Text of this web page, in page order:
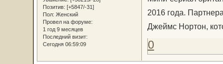
Позитив: [+5847/-31]
Пол: Женский
Провел на форуме:
1 год 9 месяцев
Последний визит:
Сегодня 06:59:09
2016 года.
Джеймс Нортон,
0